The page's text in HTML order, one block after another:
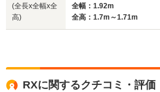
(全長x全幅x全
高)
全幅：1.92m
全高：1.7m～1.71m
RXに関するクチコミ・評価